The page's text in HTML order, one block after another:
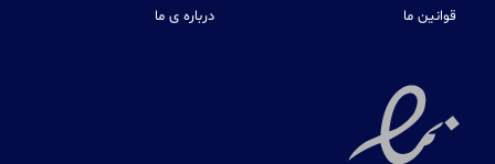
قوانین ما
درباره ی ما